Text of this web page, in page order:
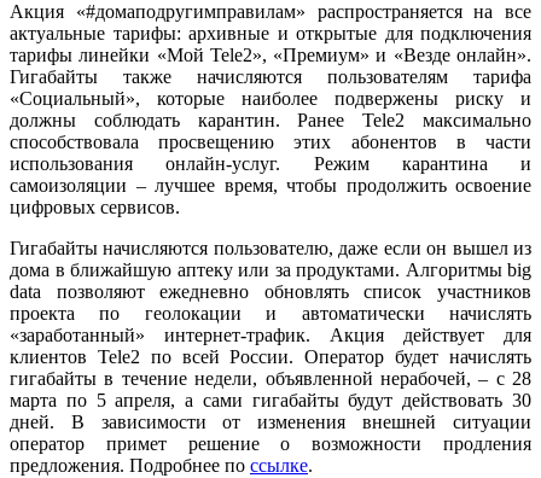
Акция «#домаподругимправилам» распространяется на все
актуальные тарифы: архивные и открытые для подключения
тарифы линейки «Мой Tele2», «Премиум» и «Везде онлайн».
Гигабайты также начисляются пользователям тарифа
«Социальный», которые наиболее подвержены риску и
должны соблюдать карантин. Ранее Tele2 максимально
способствовала просвещению этих абонентов в части
использования онлайн-услуг. Режим карантина и
самоизоляции – лучшее время, чтобы продолжить освоение
цифровых сервисов.
Гигабайты начисляются пользователю, даже если он вышел из
дома в ближайшую аптеку или за продуктами. Алгоритмы big
data позволяют ежедневно обновлять список участников
проекта по геолокации и автоматически начислять
«заработанный» интернет-трафик. Акция действует для
клиентов Tele2 по всей России. Оператор будет начислять
гигабайты в течение недели, объявленной нерабочей, – с 28
марта по 5 апреля, а сами гигабайты будут действовать 30
дней. В зависимости от изменения внешней ситуации
оператор примет решение о возможности продления
предложения. Подробнее по ссылке.